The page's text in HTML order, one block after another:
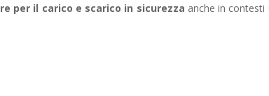
per il carico e scarico in sicurezza anche in contesti